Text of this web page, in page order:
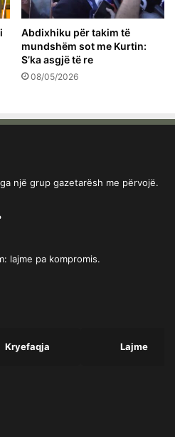
Abdixhiku për takim të
mundshëm sot me Kurtin:
S’ka asgjë të re
08/05/2026
një grup gazetarësh me përvojë.
lajme pa kompromis.
Kryefaqja Lajme